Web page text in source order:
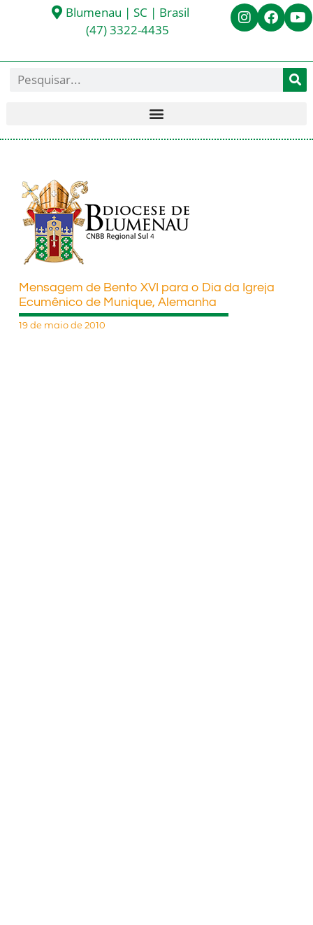
Blumenau | SC | Brasil
(47) 3322-4435
Mensagem de Bento XVI para o Dia da Igreja
Ecumênico de Munique, Alemanha
19 de maio de 2010